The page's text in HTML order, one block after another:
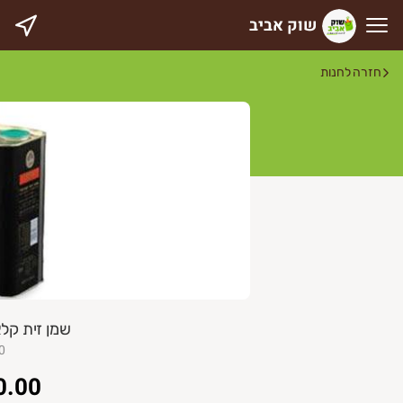
שוק אביבשוק אביב
חזרה לחנות
שמן זית קלאסי 2